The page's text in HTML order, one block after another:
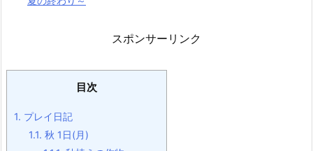
スポンサーリンク
目次
1. プレイ日記
1.1. 秋 1日(月)